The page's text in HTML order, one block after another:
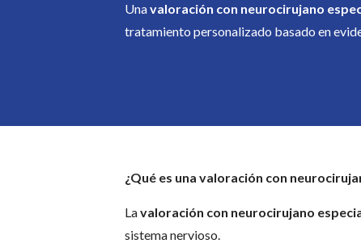
Unavaloración con neurocirujano
tratamiento personalizado basado en
¿Qué es una valoración con
Lavaloración con neurocirujano
sistema nervioso.